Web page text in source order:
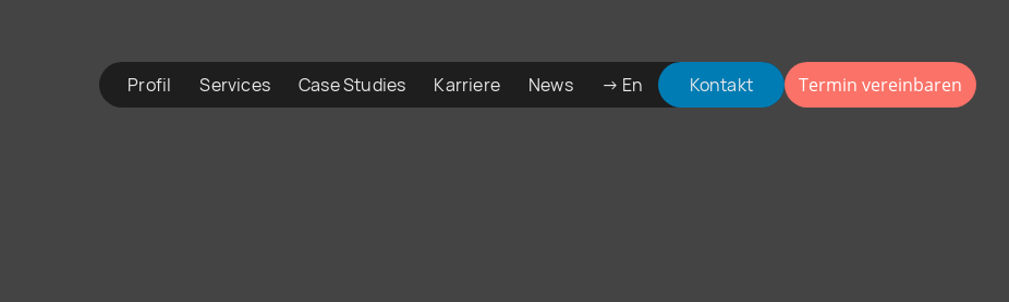
Profil Services Case Studies Karriere News → En Kontakt Termin vereinbaren